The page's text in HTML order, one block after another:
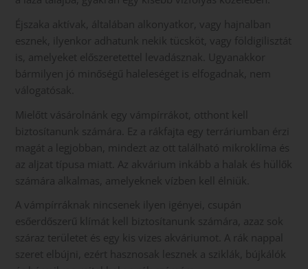
Éjszaka aktívak, általában alkonyatkor, vagy hajnalban
esznek, ilyenkor adhatunk nekik tücsköt, vagy földigilisztát
is, amelyeket előszeretettel levadásznak. Ugyanakkor
bármilyen jó minőségű haleleséget is elfogadnak, nem
válogatósak.
Mielőtt vásárolnánk egy vámpírrákot, otthont kell
biztosítanunk számára. Ez a rákfajta egy terráriumban érzi
magát a legjobban, mindezt az ott található mikroklíma és
az aljzat típusa miatt. Az akvárium inkább a halak és hüllők
számára alkalmas, amelyeknek vízben kell élniük.
A vámpírráknak nincsenek ilyen igényei, csupán
esőerdőszerű klímát kell biztosítanunk számára, azaz sok
száraz területet és egy kis vizes akváriumot. A rák nappal
szeret elbújni, ezért hasznosak lesznek a sziklák, bújkálók